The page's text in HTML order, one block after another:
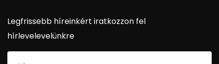
Legfrissebb híreinkért iratkozzon fel
hírlevelevelünkre